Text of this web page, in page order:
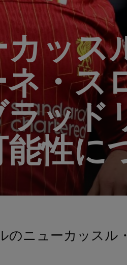
ッス
・ス
ッド
性に